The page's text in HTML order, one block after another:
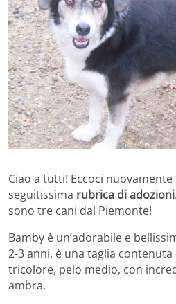
Ciao a tutti! Eccoci
seguitissima rubrica di adozioni
sono tre cani dal Piemonte!
Bamby è un’adorabile e
2-3 anni, è una taglia
tricolore, pelo medio, con
ambra.